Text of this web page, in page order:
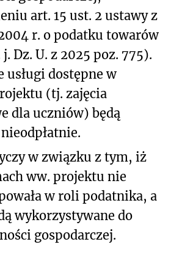
art. 15 ust. 2 ustawy z
r. o podatku towarów
Dz. U. z 2025 poz. 775).
usługi dostępne w
(tj. zajęcia
dla uczniów) będą
w związku z tym, iż
ww. projektu nie
w roli podatnika, a
wykorzystywane do
gospodarczej.